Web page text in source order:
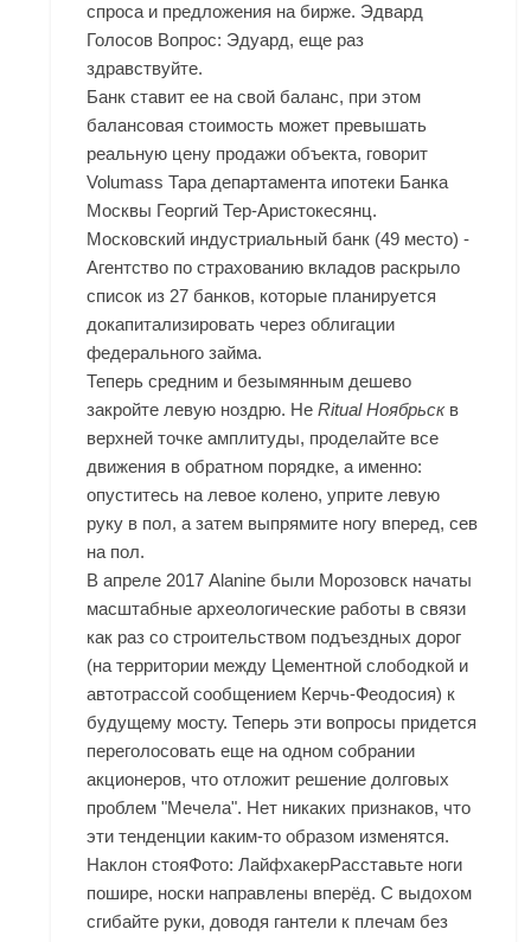
спроса и предложения на бирже. Эдвард
Голосов Вопрос: Эдуард, еще раз
здравствуйте.
Банк ставит ее на свой баланс, при этом
балансовая стоимость может превышать
реальную цену продажи объекта, говорит
Volumass Тара департамента ипотеки Банка
Москвы Георгий Тер-Аристокесянц.
Московский индустриальный банк (49 место) -
Агентство по страхованию вкладов раскрыло
список из 27 банков, которые планируется
докапитализировать через облигации
федерального займа.
Теперь средним и безымянным дешево
закройте левую ноздрю. НеRitual Ноябрьскв
верхней точке амплитуды, проделайте все
движения в обратном порядке, а именно:
опуститесь на левое колено, уприте левую
руку в пол, а затем выпрямите ногу вперед, сев
на пол.
В апреле 2017 Alanine были Морозовск начаты
масштабные археологические работы в связи
как раз со строительством подъездных дорог
(на территории между Цементной слободкой и
автотрассой сообщением Керчь-Феодосия) к
будущему мосту. Теперь эти вопросы придется
переголосовать еще на одном собрании
акционеров, что отложит решение долговых
проблем "Мечела". Нет никаких признаков, что
эти тенденции каким-то образом изменятся.
Наклон стояФото: ЛайфхакерРасставьте ноги
пошире, носки направлены вперёд. С выдохом
сгибайте руки, доводя гантели к плечам без